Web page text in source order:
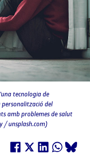
tecnologia de
personalització del
amb problemes de salut
/ unsplash.com)